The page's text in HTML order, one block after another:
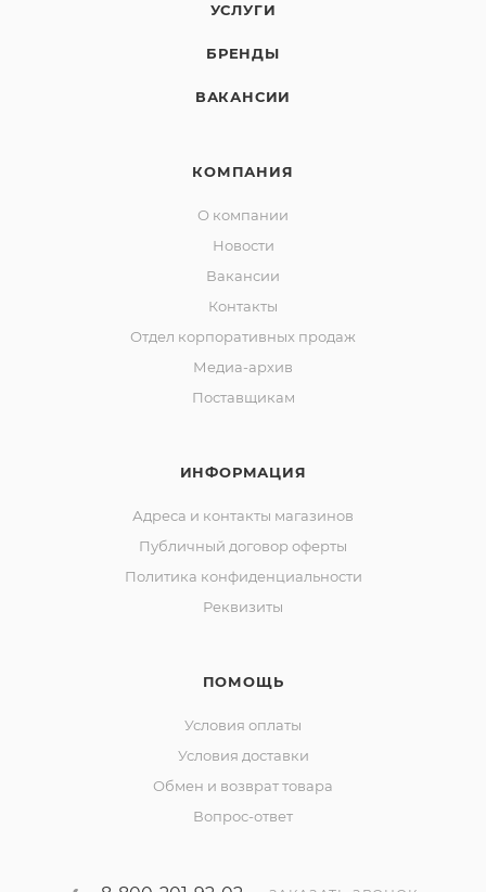
УСЛУГИ
БРЕНДЫ
ВАКАНСИИ
КОМПАНИЯ
О компании
Новости
Вакансии
Контакты
Отдел корпоративных продаж
Медиа-архив
Поставщикам
ИНФОРМАЦИЯ
Адреса и контакты магазинов
Публичный договор оферты
Политика конфиденциальности
Реквизиты
ПОМОЩЬ
Условия оплаты
Условия доставки
Обмен и возврат товара
Вопрос-ответ